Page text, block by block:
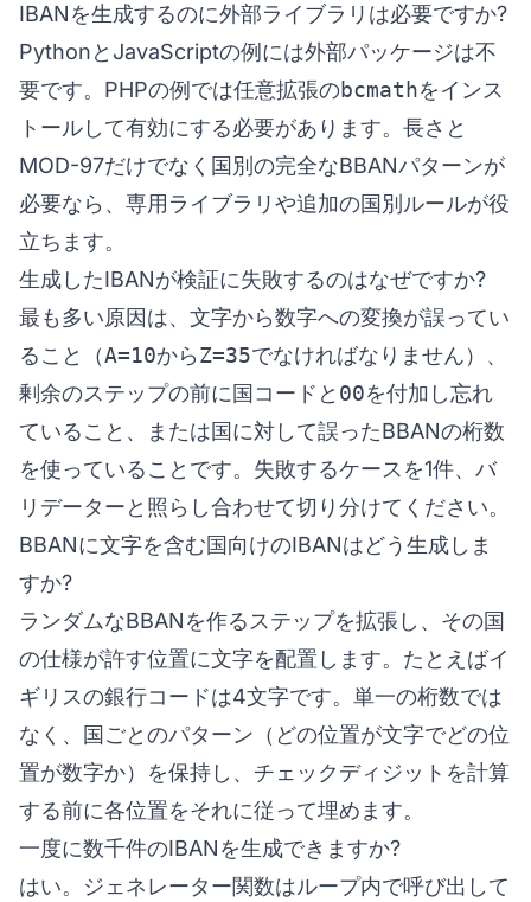
IBANを生成するのに外部ライブラリは必要ですか?
PythonとJavaScriptの例には外部パッケージは不
要です。PHPの例では任意拡張のbcmathをインス
トールして有効にする必要があります。長さと
MOD-97だけでなく国別の完全なBBANパターンが
必要なら、専用ライブラリや追加の国別ルールが役
立ちます。
生成したIBANが検証に失敗するのはなぜですか?
最も多い原因は、文字から数字への変換が誤ってい
ること（A=10からZ=35でなければなりません）、
剰余のステップの前に国コードと 00を付加し忘れ
ていること、または国に対して誤ったBBANの桁数
を使っていることです。失敗するケースを1件、 バ
リデーターと照らし合わせて切り分けてください。
BBANに文字を含む国向けのIBANはどう生成しま
すか?
ランダムなBBANを作るステップを拡張し、その国
の仕様が許す位置に文字を配置します。たとえばイ
ギリスの銀行コードは4文字です。単一の桁数では
なく、国ごとのパターン（どの位置が文字でどの位
置が数字か）を保持し、チェックディジットを計算
する前に各位置をそれに従って埋めます。
一度に数千件のIBANを生成できますか?
はい。ジェネレーター関数はループ内で呼び出して